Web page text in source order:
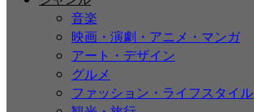
音楽
映画・演劇・アニメ・マンガ
アート・デザイン
グルメ
ファッション・ライフスタイル